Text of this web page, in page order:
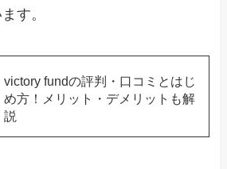
す。
victory fundの評判・口コミとはじ
め方！メリット・デメリットも解
説